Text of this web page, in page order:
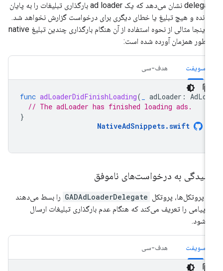
delegate نشان می‌دهد که یک ad loader بارگذاری تبلیغات را به پایان
و هیچ تبلیغ یا خطای دیگری برای درخواست گزارش نخواهد شد.
در اینجا مثالی از نحوه استفاده از آن هنگام بارگذاری چندین تبلیغ native
طور همزمان آورده شده است:
سویفت هدف-سی
func adLoaderDidFinishLoading (_ adLoader:
// The adLoader has finished loading ads.
NativeAdSnippets.swift
به درخواست‌های ناموفق
پروتکل‌ها، پروتکل GADAdLoaderDelegate را بسط می‌دهند
پیامی را تعریف می‌کند که هنگام عدم بارگذاری تبلیغات ارسال
سویفت هدف-سی